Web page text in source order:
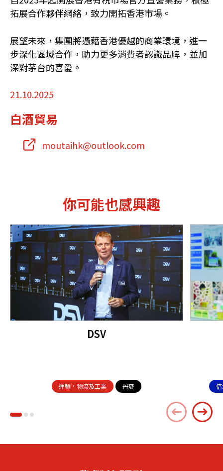
拓展合作夥伴網絡，致力開拓香港市場。
展望未來，集團將憑藉香港優越的商業環境，進一
步深化區域合作，助力更多消費者認識品牌，並加
深對茅台的喜愛。
21.10.2025
白酒貿易
moutaihk@outlook.com
你可能也感興趣
DSV
運輸，物流及工業 丹麥